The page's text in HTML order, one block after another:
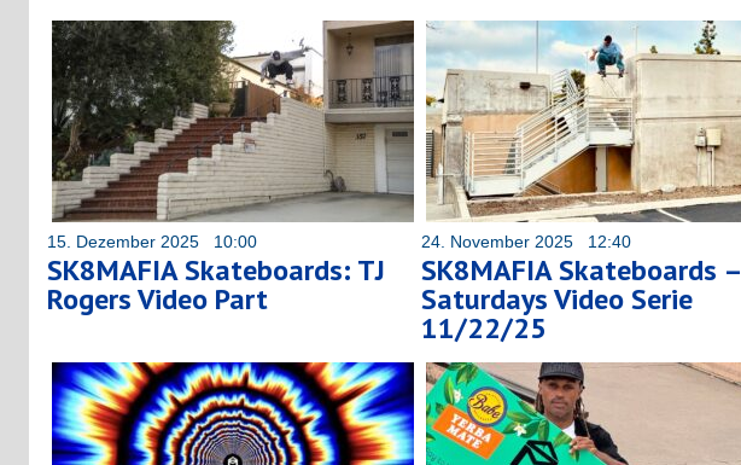
15. Dezember 2025 10:00
SK8MAFIA Skateboards: TJ
Rogers Video Part
24. November 2025 12:40
SK8MAFIA Skateboards –
Saturdays Video Serie
11/22/25